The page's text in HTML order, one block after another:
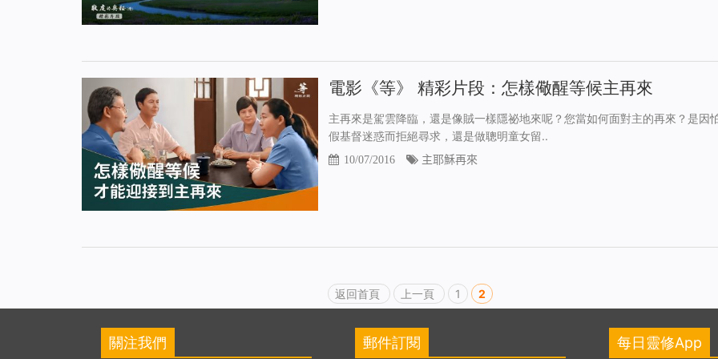
電影《等》 精彩片段：怎樣儆醒等候主再來
主再來是駕雲降臨，還是像賊一樣隱祕地來呢？您當如何面對主的再來？是因
假基督迷惑而拒絕尋求，還是做聰明童女留..
10/07/2016 主耶穌再來
返回首頁 上一頁 1 2
關注我們 郵件訂閱 每日靈修App